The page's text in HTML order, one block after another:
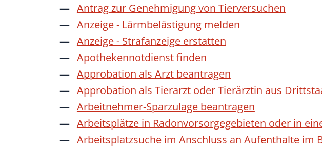
Antrag zur Genehmigung von Tierversuchen
Anzeige - Lärmbelästigung melden
Anzeige - Strafanzeige erstatten
Apothekennotdienst finden
Approbation als Arzt beantragen
Approbation als Tierarzt oder Tierärztin aus
Arbeitnehmer-Sparzulage beantragen
Arbeitsplätze in Radonvorsorgegebieten oder in
Arbeitsplatzsuche im Anschluss an Aufenthalte im